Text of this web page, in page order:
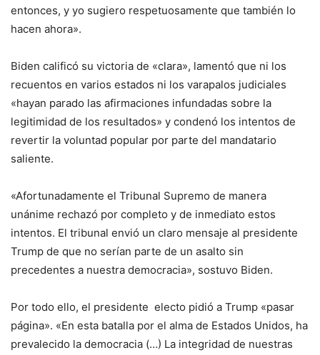
entonces, y yo sugiero respetuosamente que también lo
hacen ahora».
Biden calificó su victoria de «clara», lamentó que ni los
recuentos en varios estados ni los varapalos judiciales
«hayan parado las afirmaciones infundadas sobre la
legitimidad de los resultados» y condenó los intentos de
revertir la voluntad popular por parte del mandatario
saliente.
«Afortunadamente el Tribunal Supremo de manera
unánime rechazó por completo y de inmediato estos
intentos. El tribunal envió un claro mensaje al presidente
Trump de que no serían parte de un asalto sin
precedentes a nuestra democracia», sostuvo Biden.
Por todo ello, el presidente electo pidió a Trump «pasar
página». «En esta batalla por el alma de Estados Unidos, ha
prevalecido la democracia (…) La integridad de nuestras